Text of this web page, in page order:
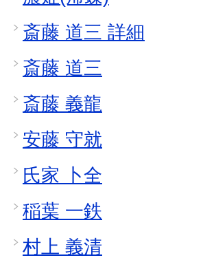
斎藤 道三 詳細
斎藤 道三
斎藤 義龍
安藤 守就
氏家 卜全
稲葉 一鉄
村上 義清